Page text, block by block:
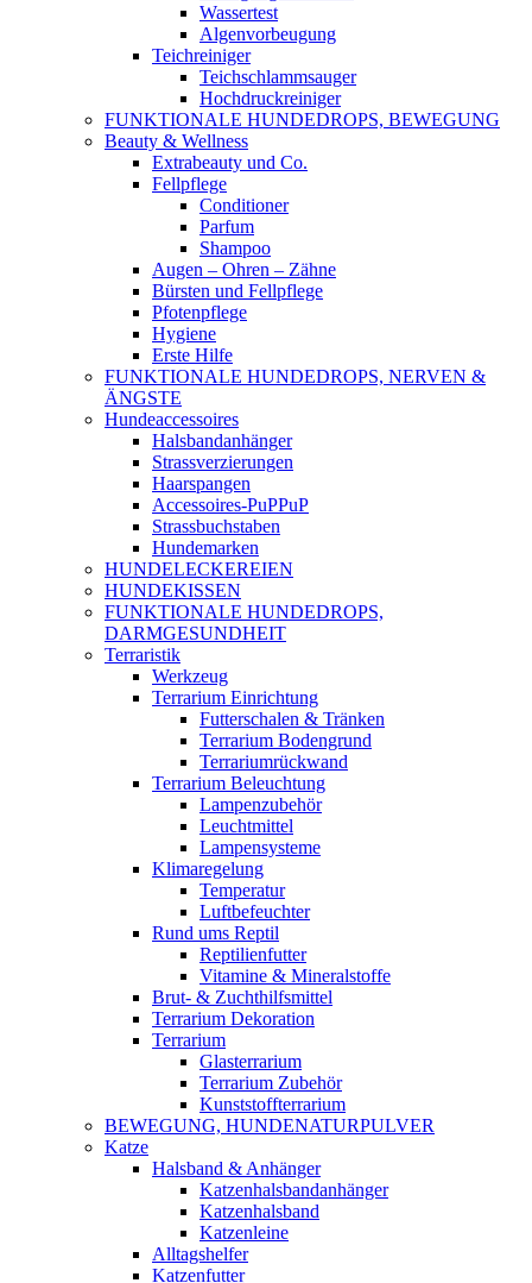
Wassertest
Algenvorbeugung
Teichreiniger
Teichschlammsauger
Hochdruckreiniger
FUNKTIONALE HUNDEDROPS, BEWEGUNG
Beauty & Wellness
Extrabeauty und Co.
Fellpflege
Conditioner
Parfum
Shampoo
Augen – Ohren – Zähne
Bürsten und Fellpflege
Pfotenpflege
Hygiene
Erste Hilfe
FUNKTIONALE HUNDEDROPS, NERVEN &
ÄNGSTE
Hundeaccessoires
Halsbandanhänger
Strassverzierungen
Haarspangen
Accessoires-PuPPuP
Strassbuchstaben
Hundemarken
HUNDELECKEREIEN
HUNDEKISSEN
FUNKTIONALE HUNDEDROPS,
DARMGESUNDHEIT
Terraristik
Werkzeug
Terrarium Einrichtung
Futterschalen & Tränken
Terrarium Bodengrund
Terrariumrückwand
Terrarium Beleuchtung
Lampenzubehör
Leuchtmittel
Lampensysteme
Klimaregelung
Temperatur
Luftbefeuchter
Rund ums Reptil
Reptilienfutter
Vitamine & Mineralstoffe
Brut- & Zuchthilfsmittel
Terrarium Dekoration
Terrarium
Glasterrarium
Terrarium Zubehör
Kunststoffterrarium
BEWEGUNG, HUNDENATURPULVER
Katze
Halsband & Anhänger
Katzenhalsbandanhänger
Katzenhalsband
Katzenleine
Alltagshelfer
Katzenfutter